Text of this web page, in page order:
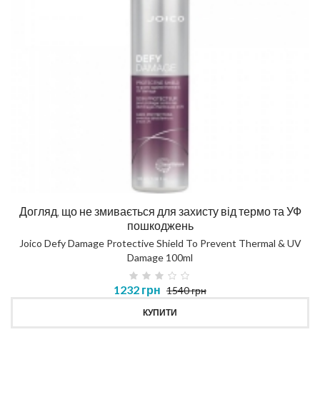
Догляд, що не змивається для захисту від термо та УФ
пошкоджень
Joico Defy Damage Protective Shield To Prevent Thermal & UV
Damage 100ml
1232 грн 1540 грн
КУПИТИ